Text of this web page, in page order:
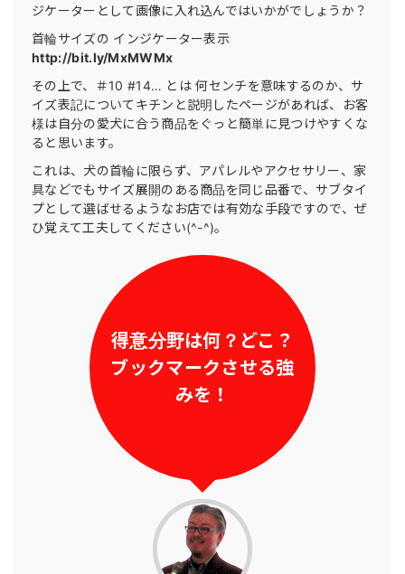
ジケーターとして画像に入れ込んではいかがでしょうか？
首輪サイズの インジケーター表示
http://bit.ly/MxMWMx
その上で、＃10 #14… とは 何センチを意味するのか、サ
イズ表記についてキチンと説明したページがあれば、お客
様は自分の愛犬に合う商品をぐっと簡単に見つけやすくな
ると思います。
これは、犬の首輪に限らず、アパレルやアクセサリー、家
具などでもサイズ展開のある商品を同じ品番で、サブタイ
プとして選ばせるようなお店では有効な手段ですので、ぜ
ひ覚えて工夫してください(^-^)。
得意分野は何？どこ？
ブックマークさせる強
みを！